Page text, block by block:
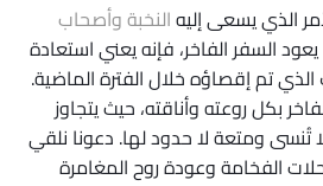
الذي يسعى إليهالنخبة وأصحاب
السفر الفاخر، فإنه يعني استعادة
الذي تم إقصاؤه خلال الفترة الماضية.
بكل روعته وأناقته، حيث يتجاوز
تُنسى ومتعة لا حدود لها. دعونا نلقي
الفخامة وعودة روح المغامرة